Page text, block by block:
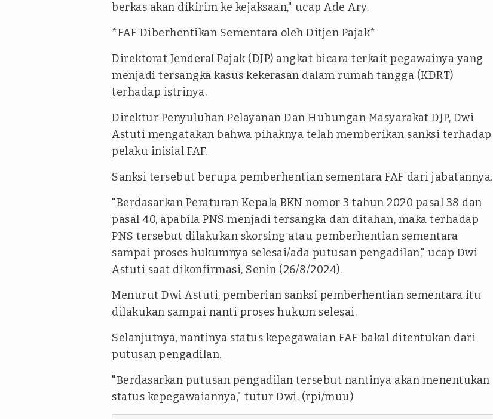
berkas akan dikirim ke kejaksaan," ucap Ade Ary.
*FAF Diberhentikan Sementara oleh Ditjen Pajak*
Direktorat Jenderal Pajak (DJP) angkat bicara terkait pegawainya yang
menjadi tersangka kasus kekerasan dalam rumah tangga (KDRT)
terhadap istrinya.
Direktur Penyuluhan Pelayanan Dan Hubungan Masyarakat DJP, Dwi
Astuti mengatakan bahwa pihaknya telah memberikan sanksi terhadap
pelaku inisial FAF.
Sanksi tersebut berupa pemberhentian sementara FAF dari jabatannya.
"Berdasarkan Peraturan Kepala BKN nomor 3 tahun 2020 pasal 38 dan
pasal 40, apabila PNS menjadi tersangka dan ditahan, maka terhadap
PNS tersebut dilakukan skorsing atau pemberhentian sementara
sampai proses hukumnya selesai/ada putusan pengadilan," ucap Dwi
Astuti saat dikonfirmasi, Senin (26/8/2024).
Menurut Dwi Astuti, pemberian sanksi pemberhentian sementara itu
dilakukan sampai nanti proses hukum selesai.
Selanjutnya, nantinya status kepegawaian FAF bakal ditentukan dari
putusan pengadilan.
"Berdasarkan putusan pengadilan tersebut nantinya akan menentukan
status kepegawaiannya," tutur Dwi. (rpi/muu)